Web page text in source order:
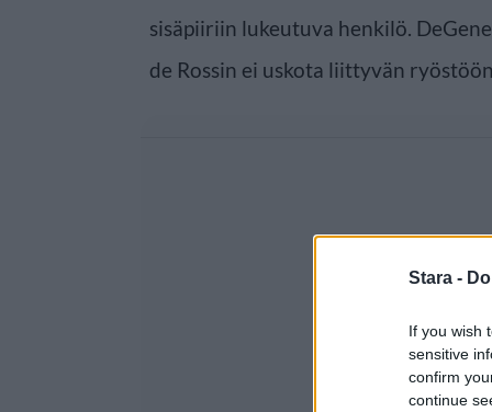
Stara -
If you wish
sensitive
confirm
continue
sisäpiiriin lukeutuva henkilö.
de Rossin ei uskota liittyvän